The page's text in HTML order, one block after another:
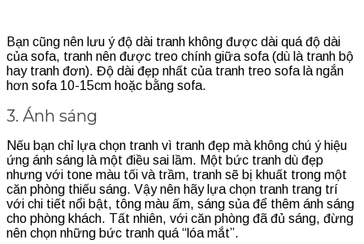
Bạn cũng nên lưu ý độ dài tranh không được dài quá độ dài
của sofa, tranh nên được treo chính giữa sofa (dù là tranh bộ
hay tranh đơn). Độ dài đẹp nhất của tranh treo sofa là ngắn
hơn sofa 10-15cm hoặc bằng sofa.
3. Ánh sáng
Nếu bạn chỉ lựa chọn tranh vì tranh đẹp mà không chú ý hiệu
ứng ánh sáng là một điều sai lầm. Một bức tranh dù đẹp
nhưng với tone màu tối và trầm, tranh sẽ bị khuất trong một
căn phòng thiếu sáng. Vậy nên hãy lựa chọn tranh trang trí
với chi tiết nổi bật, tông màu ấm, sáng sủa để thêm ánh sáng
cho phòng khách. Tất nhiên, với căn phòng đã đủ sáng, đừng
nên chọn những bức tranh quá “lóa mắt”.